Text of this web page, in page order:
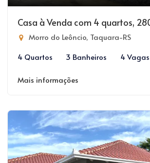
Casa à Venda com 4 quartos,
Morro do Leôncio, Taquara-RS
4 Quartos
3 Banheiros 4 Vagas
Mais informações